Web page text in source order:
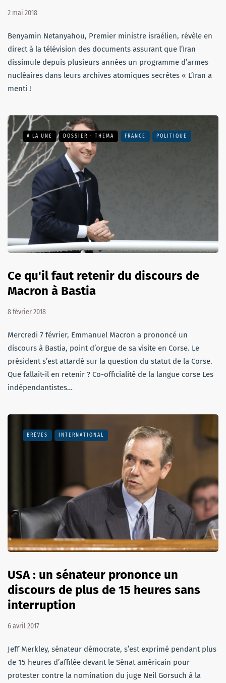
2 mai 2018
Benyamin Netanyahou, Premier ministre israélien, révèle en
direct à la télévision des documents assurant que l’Iran
dissimule depuis plusieurs années un programme d’armes
nucléaires dans leurs archives atomiques secrètes « L’Iran a
menti !
A LA UNE DOSSIER - THEMA FRANCE POLITIQUE
Ce qu'il faut retenir du discours de
Macron à Bastia
8 février 2018
Mercredi 7 février, Emmanuel Macron a prononcé un
discours à Bastia, point d’orgue de sa visite en Corse. Le
président s’est attardé sur la question du statut de la Corse.
Que fallait-il en retenir ? Co-officialité de la langue corse Les
indépendantistes…
BRÈVES INTERNATIONAL
USA : un sénateur prononce un
discours de plus de 15 heures sans
interruption
6 avril 2017
Jeff Merkley, sénateur démocrate, s’est exprimé pendant plus
de 15 heures d’affilée devant le Sénat américain pour
protester contre la nomination du juge Neil Gorsuch à la